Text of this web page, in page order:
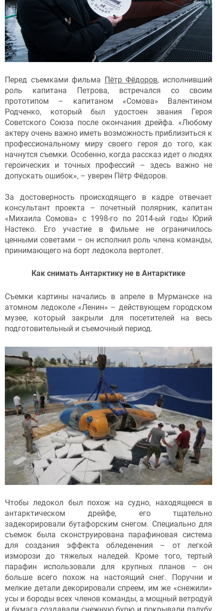
Перед съемками фильма Пётр Фёдоров, исполнивший
роль капитана Петрова, встречался со своим
прототипом – капитаном «Сомова» Валентином
Родченко, который был удостоен звания Героя
Советского Союза после окончания дрейфа. «Любому
актеру очень важно иметь возможность приблизиться к
профессиональному миру своего героя до того, как
начнутся съемки. Особенно, когда рассказ идет о людях
героических и точных профессий – здесь важно не
допускать ошибок», – уверен Пётр Фёдоров.
За достоверность происходящего в кадре отвечает
консультант проекта – почетный полярник, капитан
«Михаила Сомова» с 1998-го по 2014-ый годы Юрий
Настеко. Его участие в фильме не ограничилось
ценными советами – он исполнил роль члена команды,
принимающего на борт ледокола вертолет.
Как снимать Антарктику не в Антарктике
Съемки картины начались в апреле в Мурманске на
атомном ледоколе «Ленин» – действующем городском
музее, который закрыли для посетителей на весь
подготовительный и съемочный период.
Чтобы ледокол был похож на судно, находящееся в
антарктическом дрейфе, его тщательно
задекорировали бутафорским снегом. Специально для
съемок была сконструирована парафиновая система
для создания эффекта обледенения – от легкой
изморози до тяжелых наледей. Кроме того, тертый
парафин использовали для крупных планов – он
больше всего похож на настоящий снег. Поручни и
мелкие детали декорировали спреем, им же «снежили»
усы и бороды всех членов команды, а мощный ветродуй